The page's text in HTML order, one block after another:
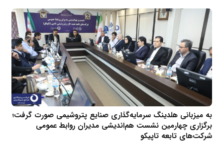
به میزبانی هلدینگ سرمایه‌گذاری صنایع پتروشیمی صورت گرفت؛
برگزاری چهارمین نشست هم‌اندیشی مدیران روابط عمومی
شرکت‌های تابعه تاپیکو